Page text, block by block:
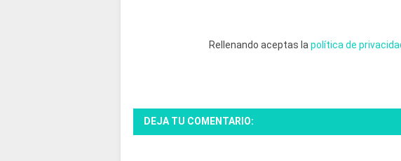
Rellenando aceptas lapolítica de
DEJA TU COMENTARIO: